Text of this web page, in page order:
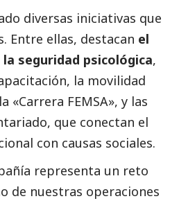
diversas iniciativas que
Entre ellas, destacan el
seguridad psicológica,
la movilidad
«Carrera FEMSA», y las
que conectan el
con causas sociales.
representa un reto
de nuestras operaciones